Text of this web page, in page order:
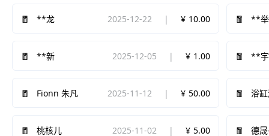
**龙 2025-12-22 10.00 **举
**新 2025-12-05 1.00 **宇
Fionn 朱凡 2025-11-12 50.00 浴
桃核儿 2025-11-02 5.00 德